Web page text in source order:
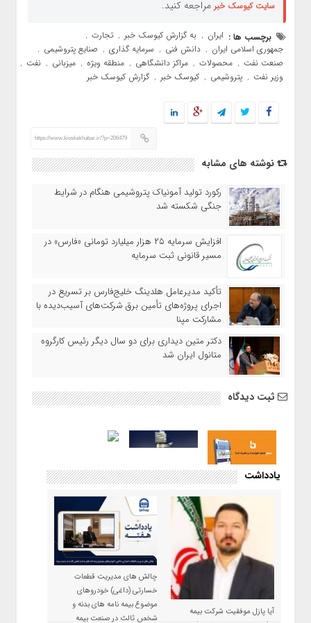
سایت کیوسک خبر مراجعه کنید.
برچسب ها : ایران , به گزارش کیوسک خبر , تجارت ,
جمهوری اسلامی ایران , دانش فنی , سرمایه گذاری , صنایع پتروشیمی ,
صنعت نفت , محصولات , مراکز دانشگاهی , منطقه ویژه , میزبانی , نفت ,
وزیر نفت , پتروشیمی , کیوسک خبر , گزارش کیوسک خبر
https://www.kioskekhabar.ir/?p=206479
نوشته های مشابه
رکورد تولید آمونیاک پتروشیمی هنگام در شرایط
جنگی شکسته شد
افزایش سرمایه ۲۵ هزار میلیارد تومانی «فارس» در
مسیر قانونی ثبت سرمایه
تأکید مدیرعامل هلدینگ خلیج‌فارس بر تسریع در
اجرای پروژه‌های تأمین برق شرکت‌های آسیب‌دیده با
مشارکت مپنا
دکتر متین دیداری برای دو سال دیگر رئیس کارگروه
متانول ایران شد
ثبت دیدگاه
یادداشت
آیا پازل موفقیت شرکت بیمه
چالش های مدیریت قطعات
خسارتی (داغی) خودروهای
موضوع بیمه نامه های بدنه و
شخص ثالث در صنعت بیمه